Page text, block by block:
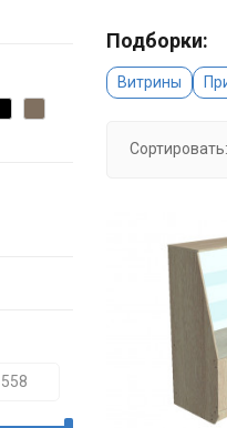
Подборки:
Витрины
Сортировать: